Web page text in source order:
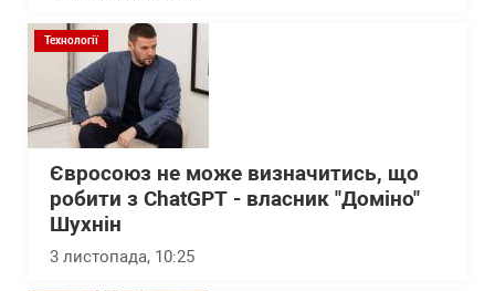
Технології
Євросоюз не може визначитись, що
робити з ChatGPT - власник "Доміно"
Шухнін
3 листопада, 10:25